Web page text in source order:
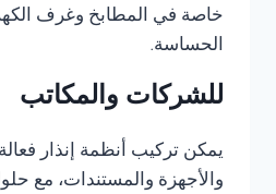
خاصة في المطابخ وغرف
الحساسة.
للشركات والمكاتب
يمكن تركيب أنظمة إنذار
والأجهزة والمستندات، مع